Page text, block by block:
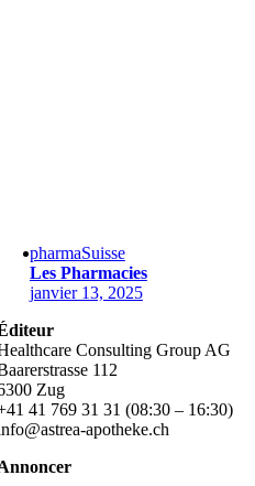
pharmaSuisse
Les Pharmacies
janvier 13, 2025
Consulting Group AG
112
Zug
41 769 31 31 (08:30 – 16:30)
apotheke.ch